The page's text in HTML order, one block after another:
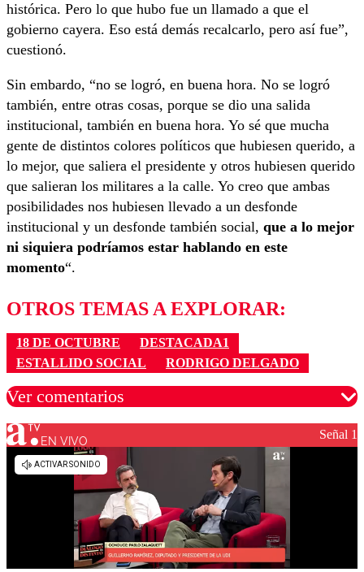
histórica. Pero lo que hubo fue un llamado a que el
gobierno cayera. Eso está demás recalcarlo, pero así fue”,
cuestionó.
Sin embardo, “no se logró, en buena hora. No se logró
también, entre otras cosas, porque se dio una salida
institucional, también en buena hora. Yo sé que mucha
gente de distintos colores políticos que hubiesen querido, a
lo mejor, que saliera el presidente y otros hubiesen querido
que salieran los militares a la calle. Yo creo que ambas
posibilidades nos hubiesen llevado a un desfonde
institucional y un desfonde también social, que a lo mejor
ni siquiera podríamos estar hablando en este
momento“.
OTROS TEMAS A EXPLORAR:
18 DE OCTUBRE
DESTACADA1
ESTALLIDO SOCIAL
RODRIGO DELGADO
Ver comentarios
Los comentarios son moderados para garantizar un
diálogo respetuoso.
EN VIVO Señal 1